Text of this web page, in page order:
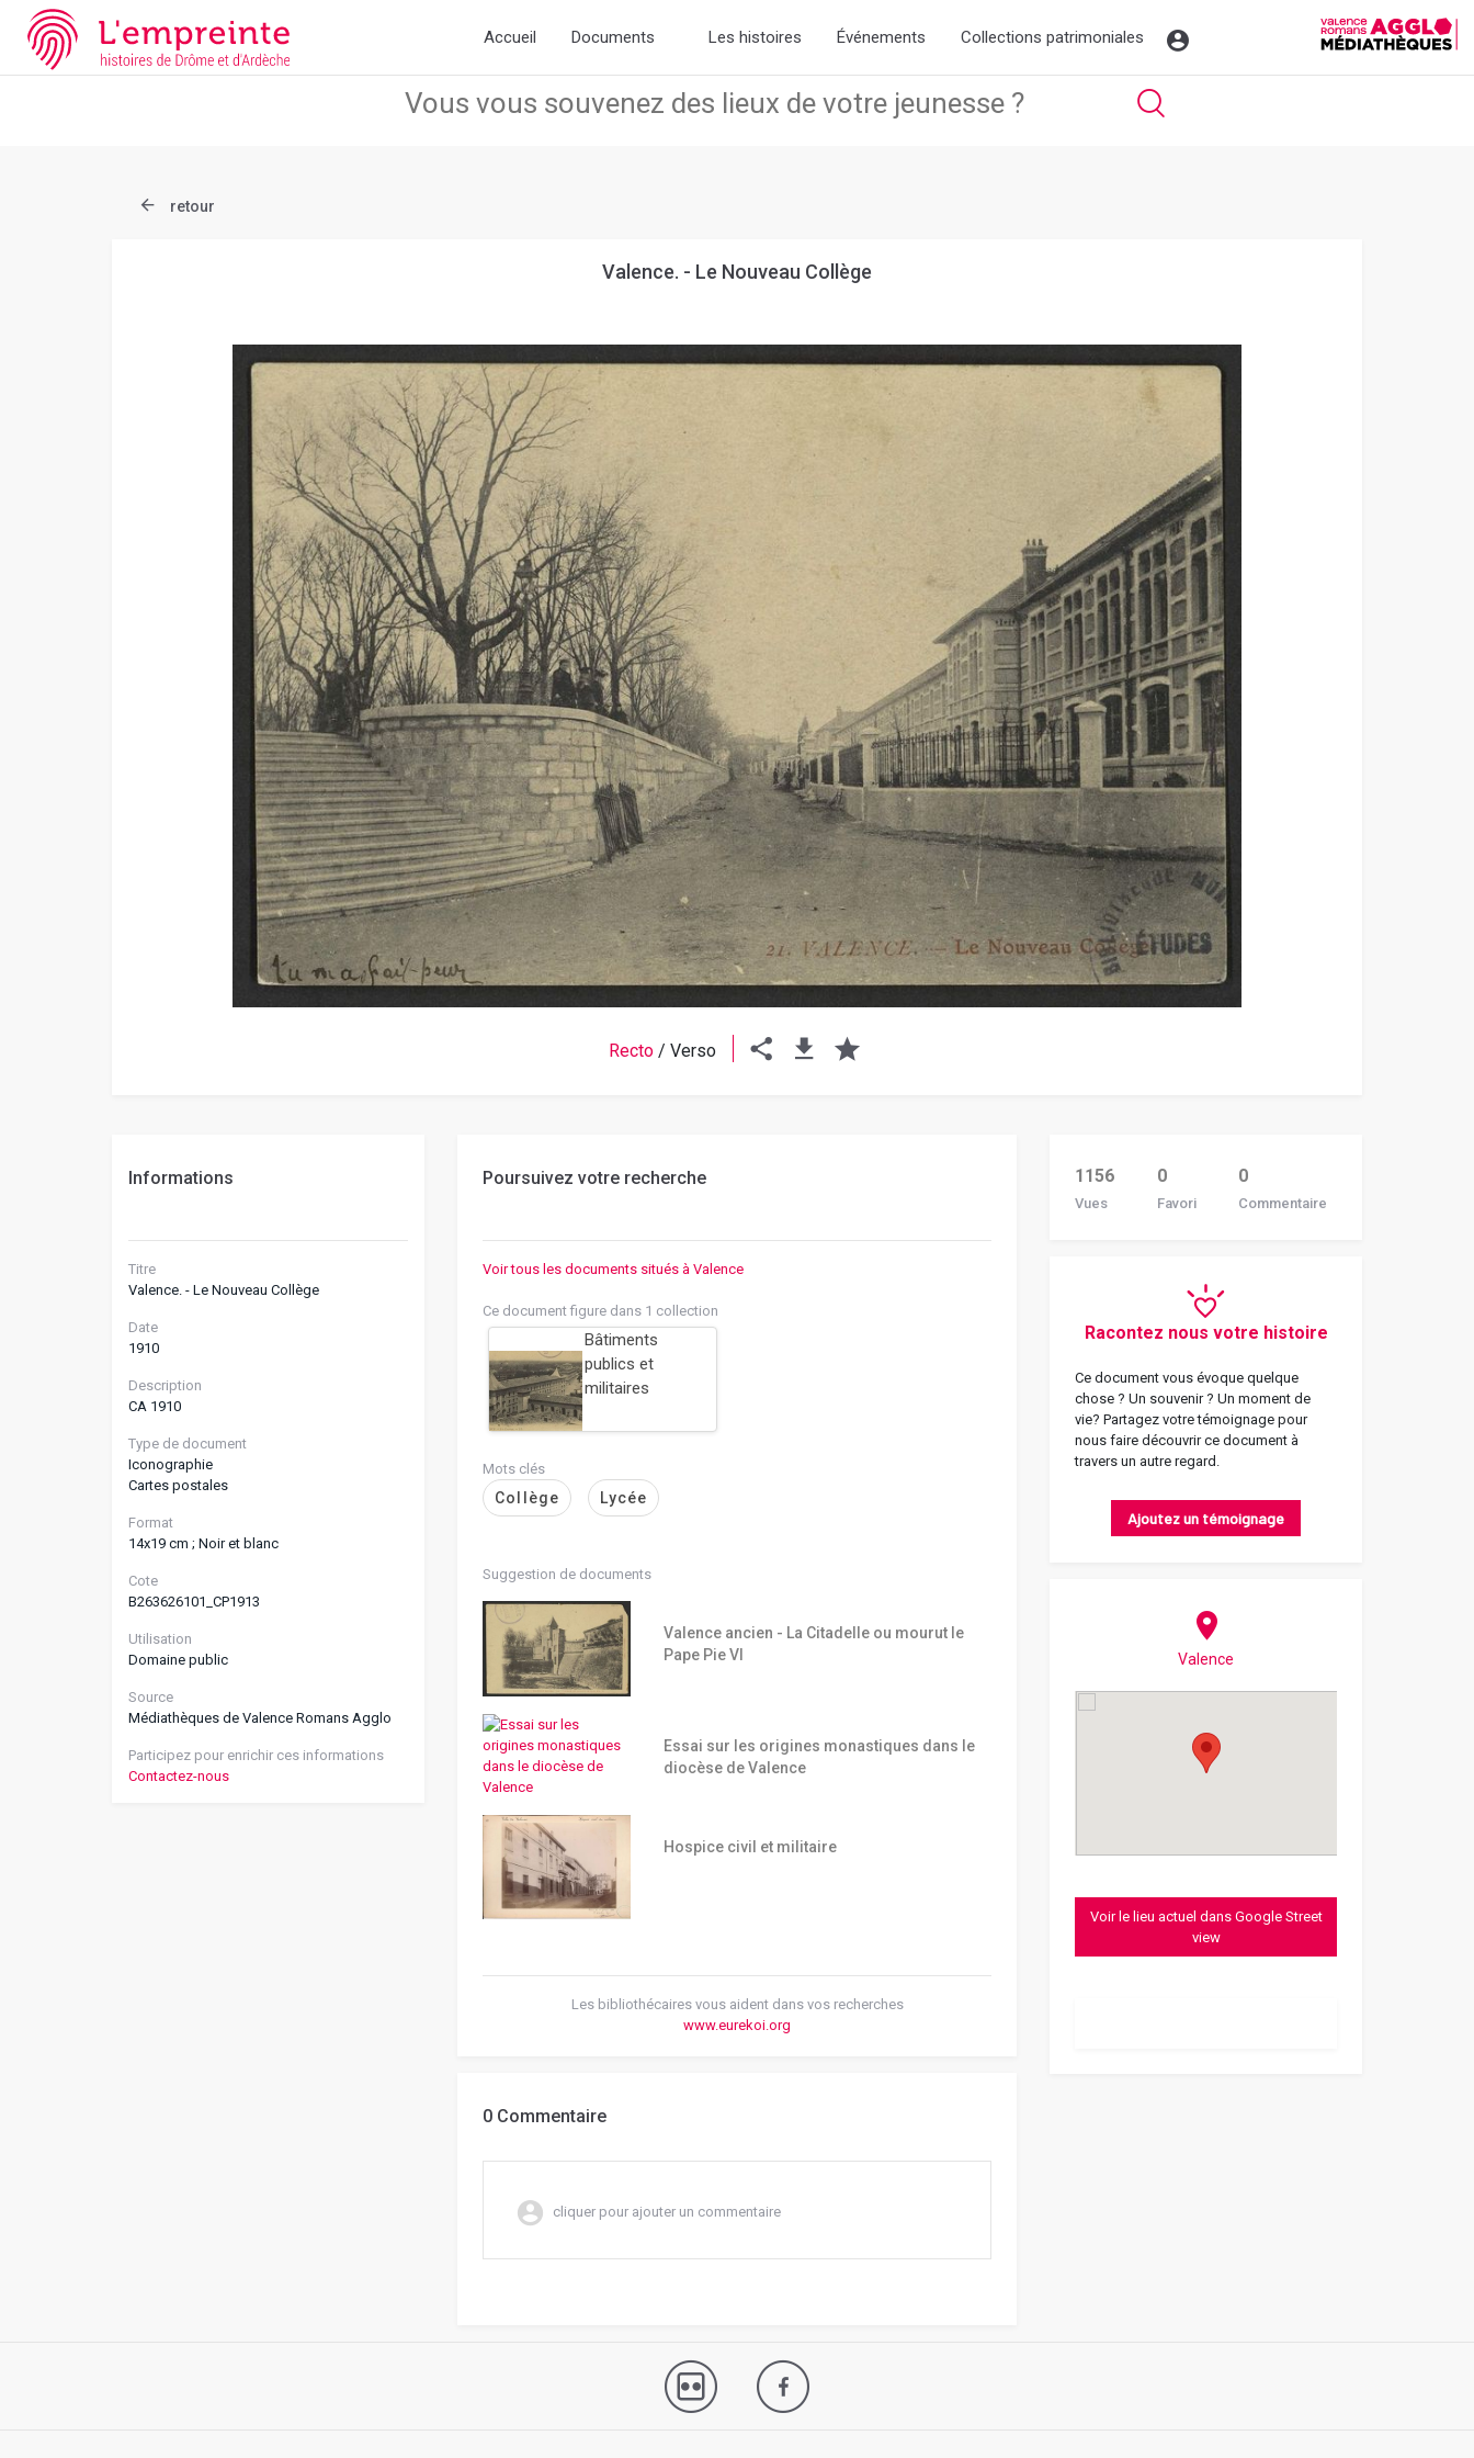
Array ( [slug] => document [ref] => B263626101_CP1913 )
Accueil Documents Les histoires Événements Collections patrimoniales
retour
Valence. - Le Nouveau Collège
Recto/ Verso
Informations
Titre
Valence. - Le Nouveau Collège
Date
1910
Description
CA 1910
Type de document
Iconographie
Cartes postales
Format
14x19 cm ; Noir et blanc
Cote
B263626101_CP1913
Utilisation
Domaine public
Source
Médiathèques de Valence Romans Agglo
Participez pour enrichir ces informations
Contactez-nous
Poursuivez votre recherche
Voir tous les documents situés à Valence
Ce document figure dans 1 collection
Bâtiments
publics et
militaires
Mots clés
Collège Lycée
Suggestion de documents
Valence ancien - La Citadelle ou mourut le
Pape Pie VI
Essai sur les origines monastiques dans le
diocèse de Valence
Hospice civil et militaire
Les bibliothécaires vous aident dans vos recherches
www.eurekoi.org
0 Commentaire
cliquer pour ajouter un commentaire
1156
Vues
0
Favori
0
Commentaire
Racontez nous votre histoire
Ce document vous évoque quelque
chose ? Un souvenir ? Un moment de
vie? Partagez votre témoignage pour
nous faire découvrir ce document à
travers un autre regard.
Ajoutez un témoignage
Valence
Voir le lieu actuel dans Google Street
view